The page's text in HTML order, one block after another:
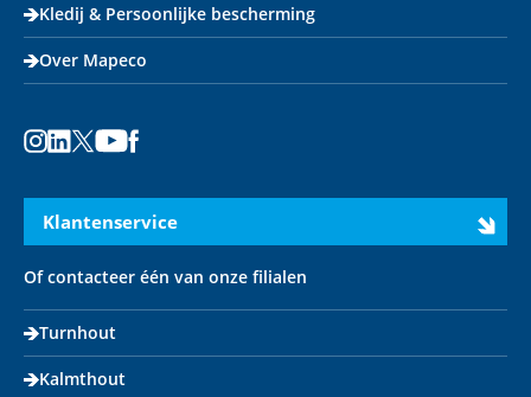
Kledij & Persoonlijke bescherming
Over Mapeco
Klantenservice
Of contacteer één van onze filialen
Turnhout
Kalmthout